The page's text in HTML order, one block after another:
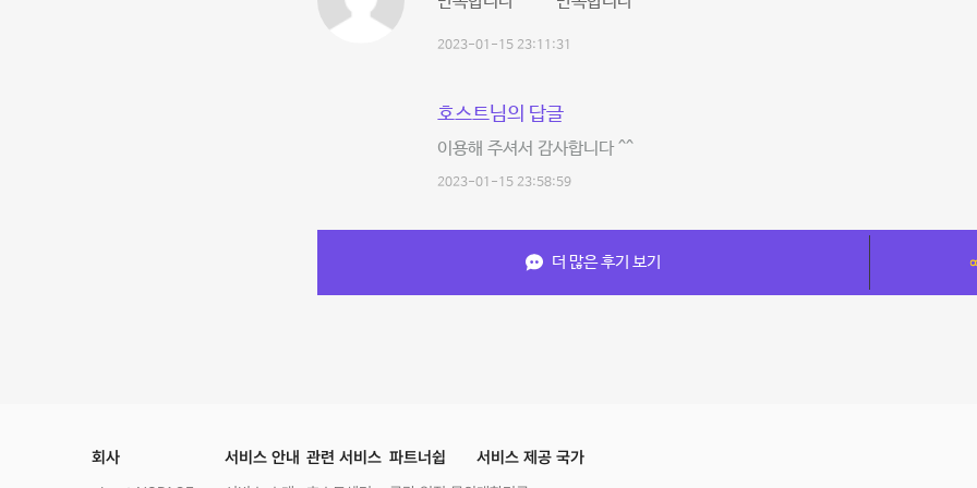
2023-01-15 23:11:31
호스트님의 답글
이용해 주셔서 감사합니다 ^^
2023-01-15 23:58:59
더 많은 후기 보기
회사 서비스 안내 관련 서비스 파트너쉽 서비스 제공 국가